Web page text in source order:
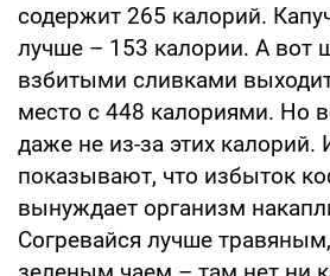
содержит 265 калорий.
лучше – 153 калории. А вот
взбитыми сливками
место с 448 калориями. Но
даже не из-за этих калорий.
показывают, что избыток
вынуждает организм
Согревайся лучше